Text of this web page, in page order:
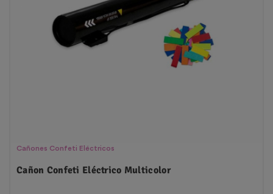
Cañones Confeti Eléctricos
Cañon Confeti Eléctrico Multicolor